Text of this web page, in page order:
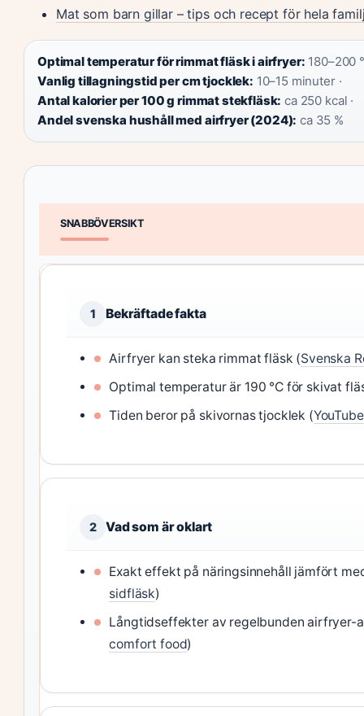
Mat som barn gillar – tips och recept för hela
Optimal temperatur för rimmat fläsk i airfryer: 180–200
Vanlig tillagningstid per cm tjocklek: 10–15 minuter ·
Antal kalorier per 100 g rimmat stekfläsk: ca 250 kcal ·
Andel svenska hushåll med airfryer (2024): ca 35 %
SNABBÖVERSIKT
1 Bekräftade fakta
Airfryer kan steka rimmat fläsk (Svenska
Optimal temperatur är 190 °C för skivat
Tiden beror på skivornas tjocklek (
2 Vad som är oklart
Exakt effekt på näringsinnehåll jämfört
sidfläsk)
Långtidseffekter av regelbunden airfryer-
comfort food)